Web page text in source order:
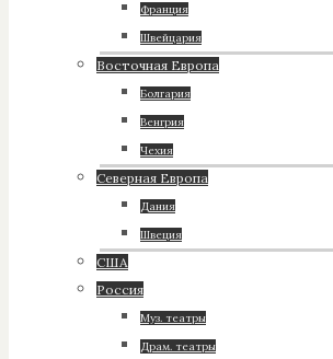
Франция
Швейцария
Восточная Европа
Болгария
Венгрия
Чехия
Северная Европа
Дания
Швеция
США
Россия
Муз. театры
Драм. театры